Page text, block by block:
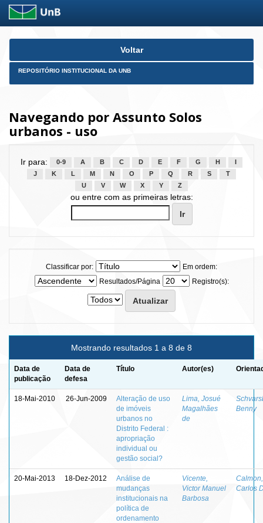
Skip
Voltar
REPOSITÓRIO INSTITUCIONAL DA UNB
Navegando por Assunto Solos
urbanos - uso
Ir para: 0-9 A B C D E F G H
J
K L M N O P Q R S
T
U
V W X Y Z
ou entre com as primeiras letras:
Classificar por:
Em ordem:
Resultados/Página
Registro(s):
Mostrando resultados 1 a 8 de 8
Data de
publicação
Data de
defesa
Título Autor(es)
18-Mai-2010 26-Jun-2009
Alteração de uso
de imóveis
urbanos no
Distrito Federal :
apropriação
individual ou
gestão social?
Lima, Josué
Magalhães
de
Benny
20-Mai-2013 18-Dez-2012
Análise de
mudanças
institucionais na
política de
ordenamento
Vicente,
Victor Manuel
Barbosa
Carlos